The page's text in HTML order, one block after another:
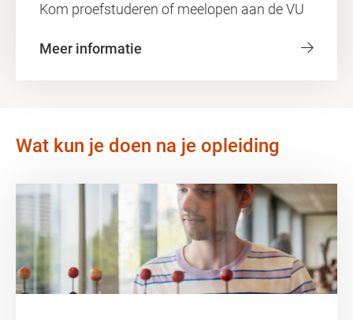
Kom proefstuderen of meelopen aan de VU
Meer informatie
Wat kun je doen na je opleiding